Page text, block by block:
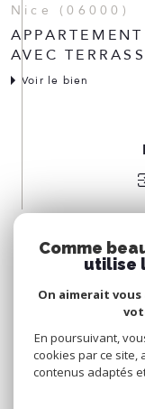
Nice (06000)
AVEC
Voir le bien
Comme
utilise
On aimerait
En poursuivant,
cookies par ce site,
contenus adaptés